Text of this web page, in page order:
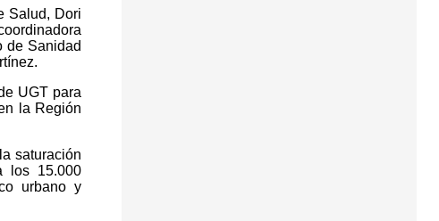
Salud, Dori
de Sanidad
UGT para
la Región
saturación
los 15.000
urbano y